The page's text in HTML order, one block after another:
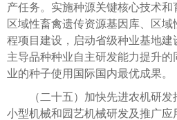
产任务。实施种源关键核心技术
区域性畜禽遗传资源基因库、区
程项目建设，启动省级种业基地
主导品种种业自主研发能力提升
业的种子使用国际国内最优成果。
（二十五）加快先进农机研发
小型机械和园艺机械研发及推广